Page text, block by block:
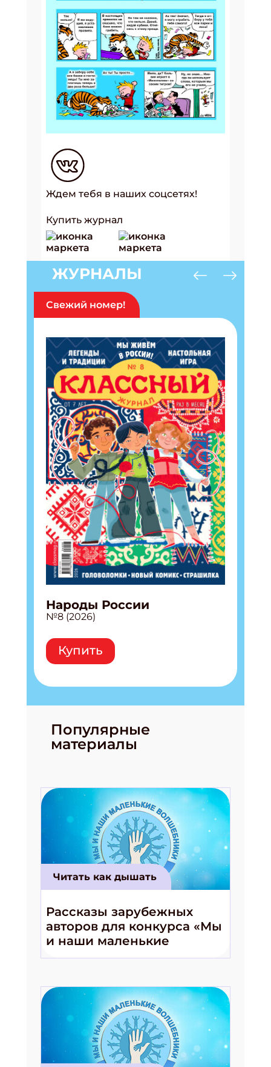
Ждем тебя в наших соцсетях!
Купить журнал
ЖУРНАЛЫ
Свежий номер!
Народы России
№8 (2026)
Купить
Популярные
материалы
Читать как дышать
Рассказы зарубежных
авторов для конкурса «Мы
и наши маленькие
волшебники!»
Подпишись на рассылку
Укажите имя
Укажите Ваш Email
ПОДПИСАТЬСЯ